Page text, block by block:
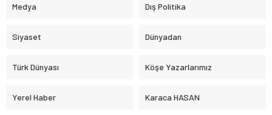
Medya Dış Politika
Siyaset Dünyadan
Türk Dünyası Köşe Yazarlarımız
Yerel Haber Karaca HASAN